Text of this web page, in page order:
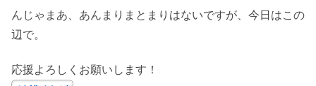
んじゃまあ、あんまりまとまりはないですが、今日はこの
辺で。
応援よろしくお願いします！